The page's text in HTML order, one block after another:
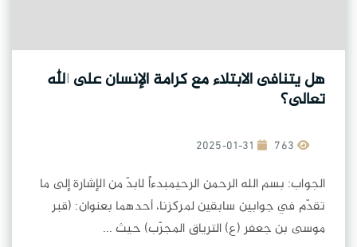
هل يتنافى الابتلاء مع كرامة الإنسان على الله
تعالى؟
2025-01-31
الجواب: بسم الله الرحمن الرحيمبدءاً لابدّ من الإشارة إلى ما
تقدّم في جوابين سابقين لمركزنا، أحدهما بعنوان: (قبر
موسى بن جعفر (ع) الترياق المجرّب) حيث ...